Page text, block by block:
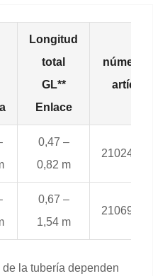
Longitud
total
GL**
Enlace
número
artículo
0,47 –
0,82 m
0,67 –
1,54 m
la tubería dependen